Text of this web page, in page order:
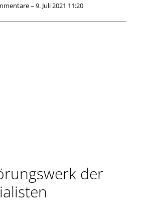
– 9. Juli 2021 11:20
der